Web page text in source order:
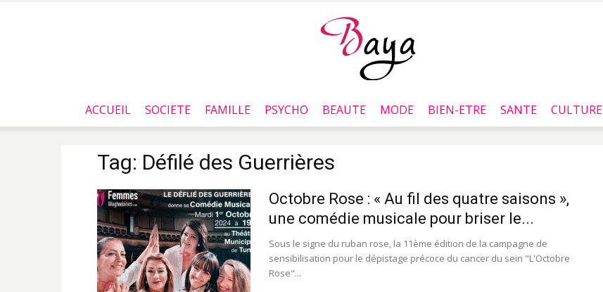
Baya.tn
ACCUEIL SOCIETE FAMILLE PSYCHO BEAUTE MODE BIEN-ETRE SANTE CULTURE
Tag: Défilé des Guerrières
Octobre Rose : « Au fil des quatre saisons »,
une comédie musicale pour briser le...
Sous le signe du ruban rose, la 11ème édition de la campagne de
sensibilisation pour le dépistage précoce du cancer du sein "L'Octobre
Rose"...